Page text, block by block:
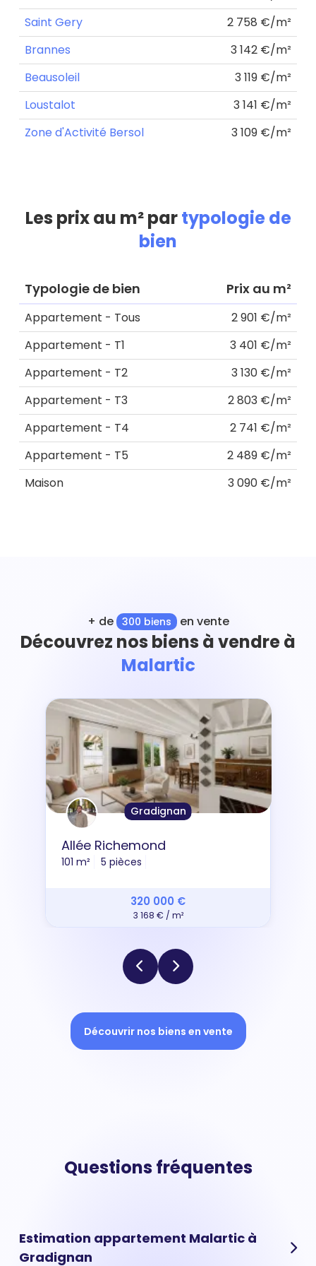
Saint Gery
2 758 €/m²
Brannes
3 142 €/m²
Beausoleil
3 119 €/m²
Loustalot
3 141 €/m²
Zone d'Activité Bersol
3 109 €/m²
Les prix au m² partypologie de
bien
Typologie de bien Prix au m²
Appartement - Tous
2 901 €/m²
Appartement - T1
3 401 €/m²
Appartement - T2
3 130 €/m²
Appartement - T3
2 803 €/m²
Appartement - T4
2 741 €/m²
Appartement - T5
2 489 €/m²
Maison
3 090 €/m²
+ de 300 biens en vente
Découvrez nos biens à vendre à
Malartic
Gradignan
Allée Richemond
101 m² 5 pièces
320 000 €
3 168 € / m²
Découvrir nos biens en vente
Questions fréquentes
Estimation appartement Malartic à
Gradignan